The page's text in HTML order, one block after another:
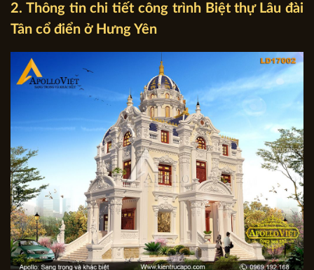
2. Thông tin chi tiết công trình Biệt thự Lâu đài
Tân cổ điển ở Hưng Yên